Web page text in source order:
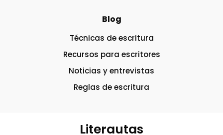
Blog
Técnicas de escritura
Recursos para escritores
Noticias y entrevistas
Reglas de escritura
Literautas